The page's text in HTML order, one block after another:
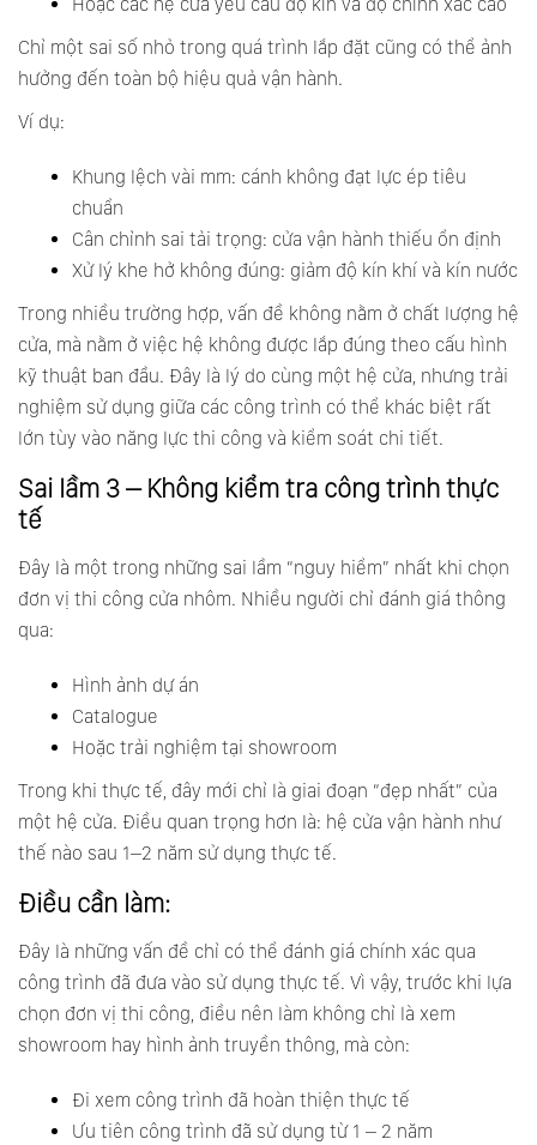
Chỉ một sai số nhỏ trong quá trình lắp đặt cũng có thể ảnh
hưởng đến toàn bộ hiệu quả vận hành.
Ví dụ:
Khung lệch vài mm: cánh không đạt lực ép tiêu
chuẩn
Cân chỉnh sai tải trọng: cửa vận hành thiếu ổn định
Xử lý khe hở không đúng: giảm độ kín khí và kín nước
Trong nhiều trường hợp, vấn đề không nằm ở chất lượng hệ
cửa, mà nằm ở việc hệ không được lắp đúng theo cấu hình
kỹ thuật ban đầu. Đây là lý do cùng một hệ cửa, nhưng trải
nghiệm sử dụng giữa các công trình có thể khác biệt rất
lớn tùy vào năng lực thi công và kiểm soát chi tiết.
Sai lầm 3 – Không kiểm tra công trình thực
tế
Đây là một trong những sai lầm “nguy hiểm” nhất khi chọn
đơn vị thi công cửa nhôm. Nhiều người chỉ đánh giá thông
qua:
Hình ảnh dự án
Catalogue
Hoặc trải nghiệm tại showroom
Trong khi thực tế, đây mới chỉ là giai đoạn “đẹp nhất” của
một hệ cửa. Điều quan trọng hơn là: hệ cửa vận hành như
thế nào sau 1–2 năm sử dụng thực tế.
Điều cần làm:
Đây là những vấn đề chỉ có thể đánh giá chính xác qua
công trình đã đưa vào sử dụng thực tế. Vì vậy, trước khi lựa
chọn đơn vị thi công, điều nên làm không chỉ là xem
showroom hay hình ảnh truyền thông, mà còn:
Đi xem công trình đã hoàn thiện thực tế
Ưu tiên công trình đã sử dụng từ 1 – 2 năm